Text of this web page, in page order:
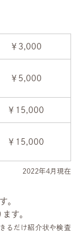
￥3,000
￥5,000
￥15,000
￥15,000
2022年4月現在
。
す。
るだけ紹介状や検査